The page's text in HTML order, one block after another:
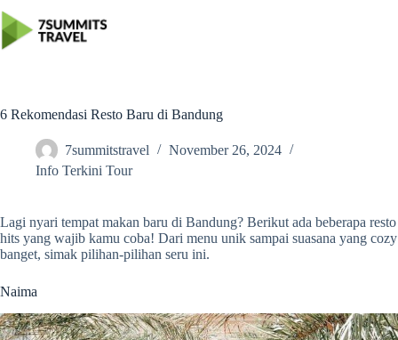
to
content
6 Rekomendasi Resto Baru di Bandung
7summitstravel
November 26, 2024
Info Terkini Tour
Lagi nyari tempat makan baru di Bandung? Berikut ada beberapa resto
hits yang wajib kamu coba! Dari menu unik sampai suasana yang cozy
banget, simak pilihan-pilihan seru ini.
Naima